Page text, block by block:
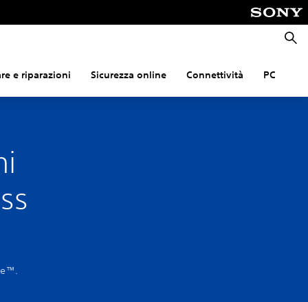
Cerca
e riparazioni Sicurezza online Connettività PC